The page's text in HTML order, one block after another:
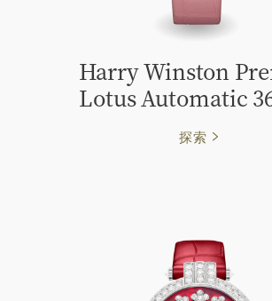
Harry Winston
Lotus Automatic
探索